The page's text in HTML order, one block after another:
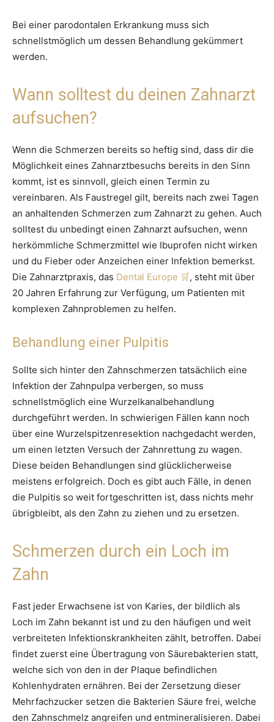
Bei einer parodontalen Erkrankung muss sich
schnellstmöglich um dessen Behandlung gekümmert
werden.
Wann solltest du deinen Zahnarzt
aufsuchen?
Wenn die Schmerzen bereits so heftig sind, dass dir die
Möglichkeit eines Zahnarztbesuchs bereits in den Sinn
kommt, ist es sinnvoll, gleich einen Termin zu
vereinbaren. Als Faustregel gilt, bereits nach zwei Tagen
an anhaltenden Schmerzen zum Zahnarzt zu gehen. Auch
solltest du unbedingt einen Zahnarzt aufsuchen, wenn
herkömmliche Schmerzmittel wie Ibuprofen nicht wirken
und du Fieber oder Anzeichen einer Infektion bemerkst.
Die Zahnarztpraxis, das Dental Europe
, steht mit über
20 Jahren Erfahrung zur Verfügung, um Patienten mit
komplexen Zahnproblemen zu helfen.
Behandlung einer Pulpitis
Sollte sich hinter den Zahnschmerzen tatsächlich eine
Infektion der Zahnpulpa verbergen, so muss
schnellstmöglich eine Wurzelkanalbehandlung
durchgeführt werden. In schwierigen Fällen kann noch
über eine Wurzelspitzenresektion nachgedacht werden,
um einen letzten Versuch der Zahnrettung zu wagen.
Diese beiden Behandlungen sind glücklicherweise
meistens erfolgreich. Doch es gibt auch Fälle, in denen
die Pulpitis so weit fortgeschritten ist, dass nichts mehr
übrigbleibt, als den Zahn zu ziehen und zu ersetzen.
Schmerzen durch ein Loch im
Zahn
Fast jeder Erwachsene ist von Karies, der bildlich als
Loch im Zahn bekannt ist und zu den häufigen und weit
verbreiteten Infektionskrankheiten zählt, betroffen. Dabei
findet zuerst eine Übertragung von Säurebakterien statt,
welche sich von den in der Plaque befindlichen
Kohlenhydraten ernähren. Bei der Zersetzung dieser
Mehrfachzucker setzen die Bakterien Säure frei, welche
den Zahnschmelz angreifen und entmineralisieren. Dabei